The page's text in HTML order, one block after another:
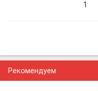
1
Рекомендуем